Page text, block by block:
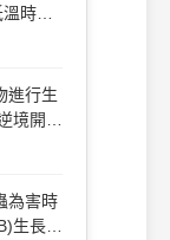
時會
旺盛
進行生
境開
一，請
(D)聖
為害時
生長遲